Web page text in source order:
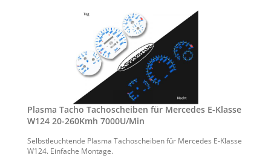
Plas­ma Tacho Ta­cho­schei­ben für Mer­ce­des E-​Klas­se
W124 20-​260Kmh 7000U/Min
Selbst­leuch­ten­de Plas­ma Ta­cho­schei­ben für Mer­ce­des E-​Klasse
W124. Ein­fa­che Mon­ta­ge.